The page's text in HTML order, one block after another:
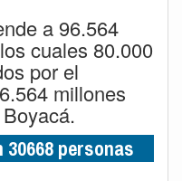
a 96.564
cuales 80.000
por el
millones
personas